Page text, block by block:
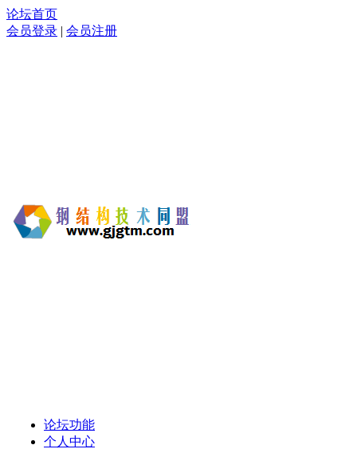
论坛首页
会员登录 | 会员注册
论坛功能
个人中心